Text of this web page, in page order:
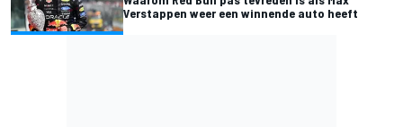
Verstappen weer een winnende auto heeft